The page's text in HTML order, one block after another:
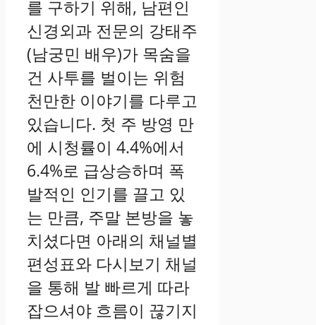
를 구하기 위해, 남편인
신경외과 전문의 강태주
(남궁민 배우)가 목숨을
건 사투를 벌이는 위험
천만한 이야기를 다루고
있습니다. 첫 주 방영 만
에 시청률이 4.4%에서
6.4%로 급상승하며 폭
발적인 인기를 끌고 있
는 만큼, 주말 본방을 놓
치셨다면 아래의 채널별
편성표와 다시보기 채널
을 통해 발 빠르게 따라
잡으셔야 흐름이 끊기지